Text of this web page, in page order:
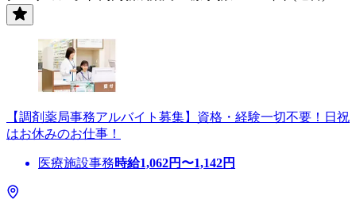
【調剤薬局事務アルバイト募集】資格・経験一切不要！日祝
はお休みのお仕事！
医療施設事務時給1,062円〜1,142円